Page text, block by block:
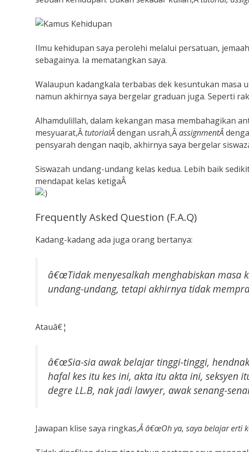
Ilmu kehidupan saya perolehi melalui persatuan,
sebagainya. Ia mematangkan saya.
Walaupun kadangkala terbabas dek kesuntukan masa
namun akhirnya saya bergelar graduan juga. Seperti
Alhamdulillah, dalam kekangan masa membahagikan
mesyuarat,Â tutorialÂdengan usrah,ÂassignmentÂ
pensyarah dengan naqib, akhirnya saya bergelar
Siswazah undang-undang kelas kedua. Lebih baik
mendapat kelas ketigaÂ
Frequently Asked Question (F.A.Q)
Kadang-kadang ada juga orang bertanya:
â€œTidak menyesalkah menghabiskan
undang-undang, tetapi akhirnya tidak
Atauâ€¦
â€œSia-sia awak belajar tinggi-tinggi,
hafal kes itu kes ini, akta itu akta ini, seksyen
degre LL.B, nak jadi lawyer, awak senang-
Jawapan klise saya ringkas,Â â€œOh ya, saya belajar erti